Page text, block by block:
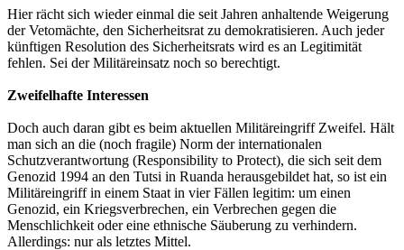
Hier rächt sich wieder einmal die seit Jahren anhaltende Weigerung
der Vetomächte, den Sicherheitsrat zu demokratisieren. Auch jeder
künftigen Resolution des Sicherheitsrats wird es an Legitimität
fehlen. Sei der Militäreinsatz noch so berechtigt.
Zweifelhafte Interessen
Doch auch daran gibt es beim aktuellen Militäreingriff Zweifel. Hält
man sich an die (noch fragile) Norm der internationalen
Schutzverantwortung (Responsibility to Protect), die sich seit dem
Genozid 1994 an den Tutsi in Ruanda herausgebildet hat, so ist ein
Militäreingriff in einem Staat in vier Fällen legitim: um einen
Genozid, ein Kriegsverbrechen, ein Verbrechen gegen die
Menschlichkeit oder eine ethnische Säuberung zu verhindern.
Allerdings: nur als letztes Mittel.